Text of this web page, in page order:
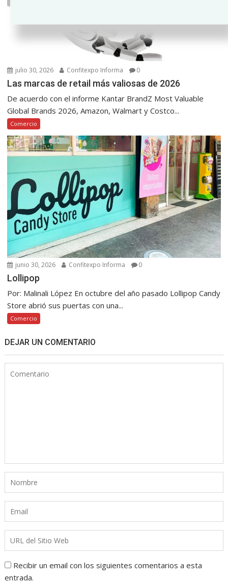
julio 30, 2026 Confitexpo Informa 0
Las marcas de retail más valiosas de 2026
De acuerdo con el informe Kantar BrandZ Most Valuable
Global Brands 2026, Amazon, Walmart y Costco...
Comercio
junio 30, 2026 Confitexpo Informa 0
Lollipop
Por: Malinali López En octubre del año pasado Lollipop Candy
Store abrió sus puertas con una...
Comercio
DEJAR UN COMENTARIO
Recibir un email con los siguientes comentarios a esta
entrada.